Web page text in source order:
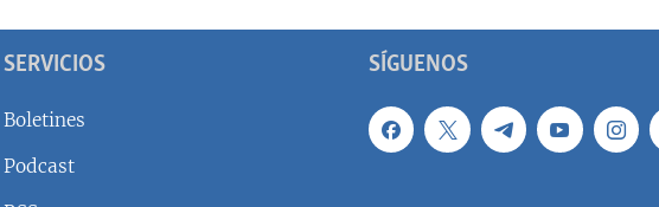
SÍGUENOS
SERVICIOS
Boletines
Podcast